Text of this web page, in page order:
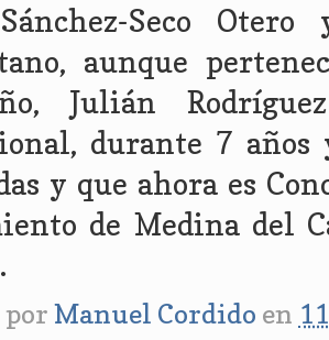
Seco
aunque
Julián
durante 7
y que ahora es
de Medina del
por Manuel Cordido en